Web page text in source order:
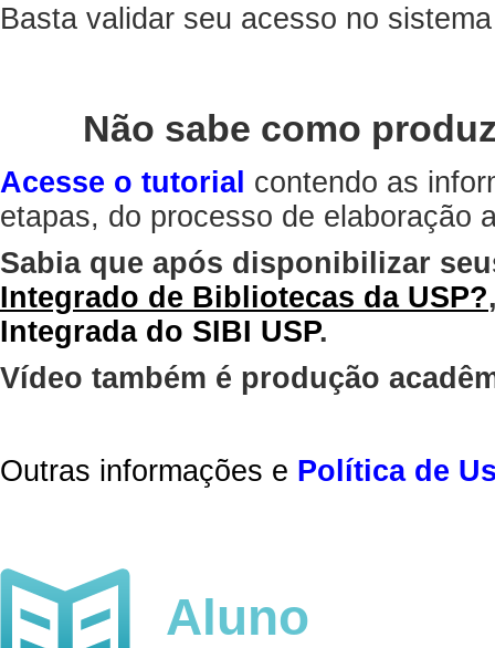
Basta validar seu acesso no
Não sabe como
Acesse o tutorial contendo as
etapas, do processo de elaboração
Sabia que após disponibilizar
Integrado de Bibliotecas da USP?
Integrada do SIBI USP.
Vídeo também é produção
Outras informações e Política de
Aluno